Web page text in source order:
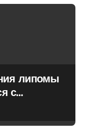
липомы
с